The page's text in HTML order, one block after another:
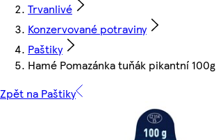
Trvanlivé
Konzervované potraviny
Paštiky
Hamé Pomazánka tuňák pikantní 100g
Zpět na Paštiky